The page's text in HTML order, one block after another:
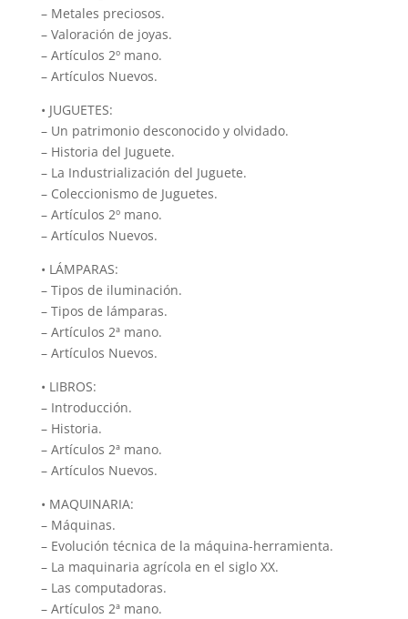
– Metales preciosos.
– Valoración de joyas.
– Artículos 2º mano.
– Artículos Nuevos.
• JUGUETES:
– Un patrimonio desconocido y olvidado.
– Historia del Juguete.
– La Industrialización del Juguete.
– Coleccionismo de Juguetes.
– Artículos 2º mano.
– Artículos Nuevos.
• LÁMPARAS:
– Tipos de iluminación.
– Tipos de lámparas.
– Artículos 2ª mano.
– Artículos Nuevos.
• LIBROS:
– Introducción.
– Historia.
– Artículos 2ª mano.
– Artículos Nuevos.
• MAQUINARIA:
– Máquinas.
– Evolución técnica de la máquina-herramienta.
– La maquinaria agrícola en el siglo XX.
– Las computadoras.
– Artículos 2ª mano.